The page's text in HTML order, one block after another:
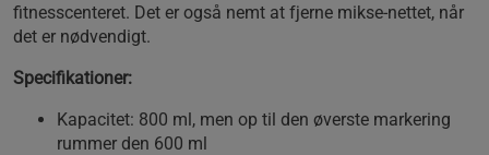
fitnesscenteret. Det er også nemt at fjerne mikse-nettet, når
det er nødvendigt.
Specifikationer:
Kapacitet: 800 ml, men op til den øverste markering
rummer den 600 ml